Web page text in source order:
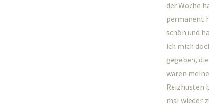
der Woche
permanent
schön und
ich mich
gegeben,
waren
Reizhusten
mal wieder